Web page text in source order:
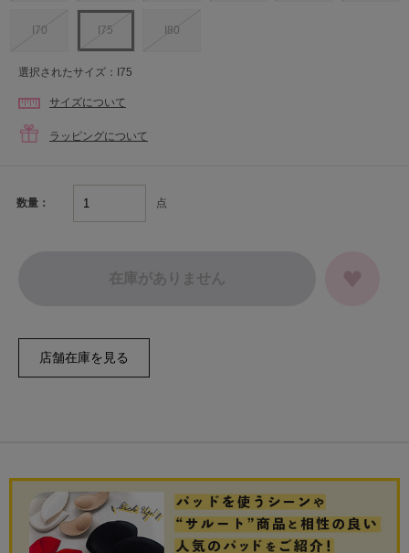
I70 I75 I80
選択されたサイズ：I75
サイズについて
ラッピングについて
数量： 点
在庫がありません